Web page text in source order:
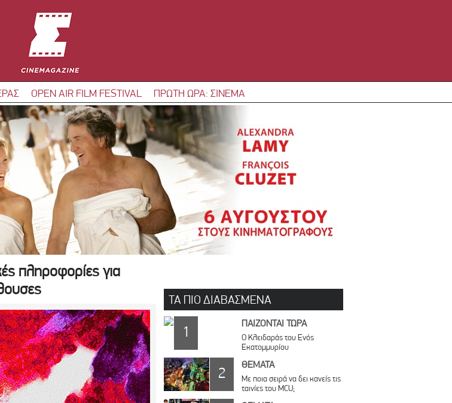
OPEN AIR FILM FESTIVAL ΠΡΩΤΗ ΩΡΑ: ΣΙΝΕΜΑ
πληροφορίες για
ΤΑ ΠΙΟ ΔΙΑΒΑΣΜΕΝΑ
1 ΠΑΙΖΟΝΤΑΙ ΤΩΡΑ
Ο Κλειδαράς του Ενός
Εκατομμυρίου
2 ΘΕΜΑΤΑ
Με ποια σειρά να δει κανείς τις
ταινίες του MCU;